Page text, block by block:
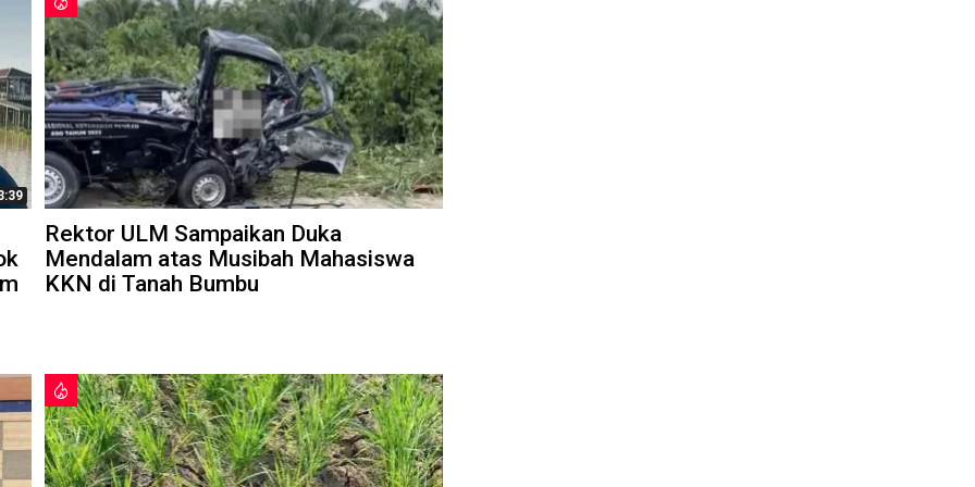
Rektor ULM Sampaikan Duka
Mendalam atas Musibah Mahasiswa
KKN di Tanah Bumbu